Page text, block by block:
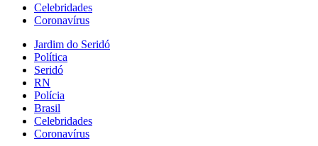
Celebridades
Coronavírus
Jardim do Seridó
Política
Seridó
RN
Polícia
Brasil
Celebridades
Coronavírus